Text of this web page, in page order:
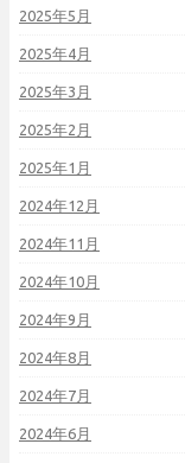
2025年5月
2025年4月
2025年3月
2025年2月
2025年1月
2024年12月
2024年11月
2024年10月
2024年9月
2024年8月
2024年7月
2024年6月